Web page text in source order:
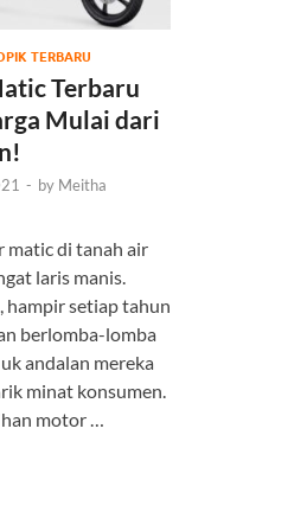
TERBARU
Terbaru
Mulai dari
- by Meitha
matic di tanah air
laris manis.
hampir setiap tahun
berlomba-lomba
andalan mereka
minat konsumen.
motor …